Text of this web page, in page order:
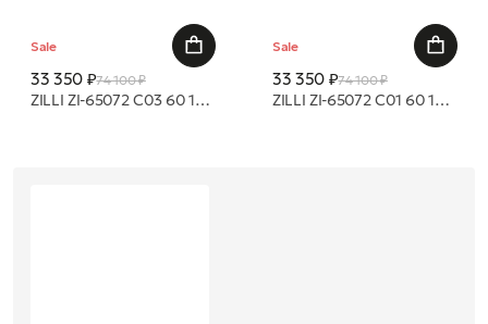
Sale
33 350 ₽74 100 ₽
ZILLI ZI-65072 C03 60 14 очки с/з
Sale
33 350 ₽74 100 ₽
ZILLI ZI-65072 C01 60 14 очки с/з